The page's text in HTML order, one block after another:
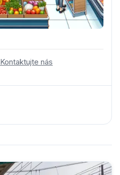
Kontaktujte nás